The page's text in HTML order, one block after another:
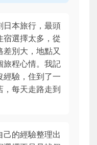
日本旅行，最頭
宿選擇太多，從
差別大，地點又
旅程心情。我記
經驗，住到了一
，每天走路走到
己的經驗整理出